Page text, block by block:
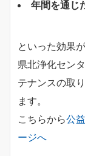
年間を通じ
といった効果
県北浄化セン
テナンスの取
ます。
こちらから公
ージへ